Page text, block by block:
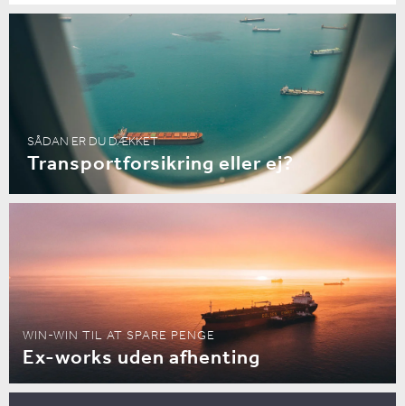
SÅDAN ER DU DÆKKET
Transportforsikring eller ej?
WIN-WIN TIL AT SPARE PENGE
Ex-works uden afhenting